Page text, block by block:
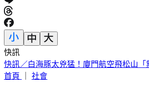
快訊
快訊／白海豚太兇猛！廈門航空飛松山
首頁
社會